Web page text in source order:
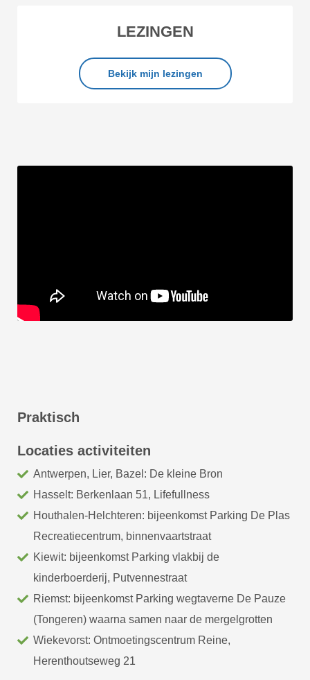
LEZINGEN
Bekijk mijn lezingen
Praktisch
Locaties activiteiten
Antwerpen, Lier, Bazel: De kleine Bron
Hasselt: Berkenlaan 51, Lifefullness
Houthalen-Helchteren: bijeenkomst Parking De Plas
Recreatiecentrum, binnenvaartstraat
Kiewit: bijeenkomst Parking vlakbij de
kinderboerderij, Putvennestraat
Riemst: bijeenkomst Parking wegtaverne De Pauze
(Tongeren) waarna samen naar de mergelgrotten
Wiekevorst: Ontmoetingscentrum Reine,
Herenthoutseweg 21